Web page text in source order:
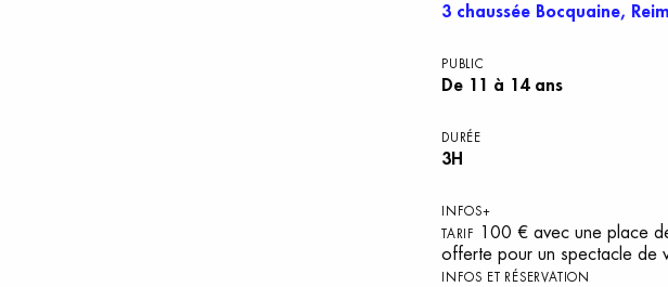
3 chaussée Bocquaine,
PUBLIC
De 11 à 14 ans
DURÉE
3H
INFOS+
TARIF
100 € avec une place
offerte pour un spectacle de
INFOS ET RÉSERVATION